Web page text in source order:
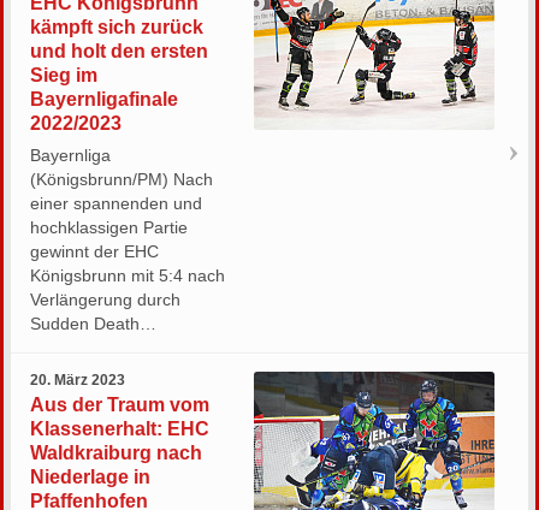
kämpft sich zurück
und holt den ersten
Sieg im
Bayernligafinale
2022/2023
Bayernliga
(Königsbrunn/PM) Nach
einer spannenden und
hochklassigen Partie
gewinnt der EHC
Königsbrunn mit 5:4 nach
Verlängerung durch
Sudden Death…
20. März 2023
Aus der Traum vom
Klassenerhalt: EHC
Waldkraiburg nach
Niederlage in
Pfaffenhofen